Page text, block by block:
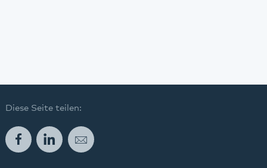
Diese Seite teilen:
FacebookLinkedInE-Mail